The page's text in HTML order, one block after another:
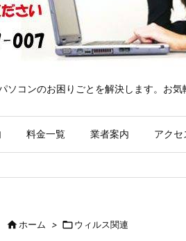
コンのお困りごとを解決します。お気
料金一覧 業者案内 アクセ
ホーム > ウィルス関連